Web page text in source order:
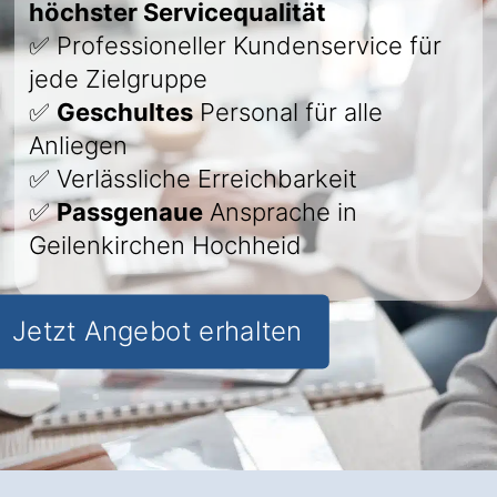
höchster Servicequalität
✅ Professioneller Kundenservice für
jede Zielgruppe
✅ GeschultesPersonal für alle
Anliegen
✅ Verlässliche Erreichbarkeit
✅Passgenaue Ansprache in
Geilenkirchen Hochheid
Jetzt Angebot erhalten